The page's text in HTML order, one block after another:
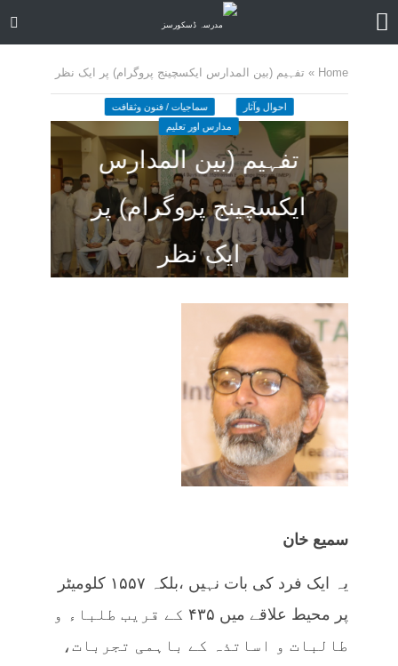
Home
» تفہیم (بین المدارس ایکسچینج پروگرام) پر ایک نظر
احوال وآثار
سماجیات / فنون وثقافت
مدارس اور تعلیم
تفہیم (بین المدارس
ایکسچینج پروگرام) پر
ایک نظر
سمیع خان
یہ ایک فرد کی بات نہیں ،بلکہ ۱۵۵۷ کلومیٹر
پر محیط علاقے میں ۴۳۵ کے قریب طلباء و
طالبات و اساتذہ کے باہمی تجربات،